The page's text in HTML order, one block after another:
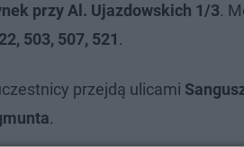
przy Al. Ujazdowskich 1/3.
503, 507, 521.
przejdą ulicami
.